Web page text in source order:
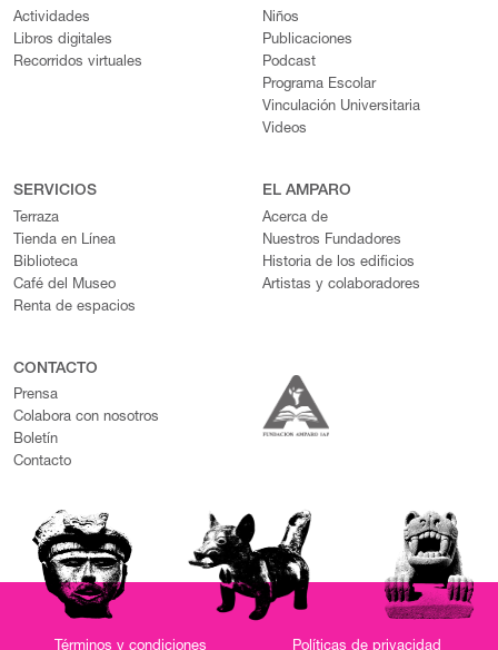
Actividades
Libros digitales
Recorridos virtuales
Niños
Publicaciones
Podcast
Programa Escolar
Vinculación Universitaria
Videos
SERVICIOS
Terraza
Tienda en Línea
Biblioteca
Café del Museo
Renta de espacios
EL AMPARO
Acerca de
Nuestros Fundadores
Historia de los edificios
Artistas y colaboradores
CONTACTO
Prensa
Colabora con nosotros
Boletín
Contacto